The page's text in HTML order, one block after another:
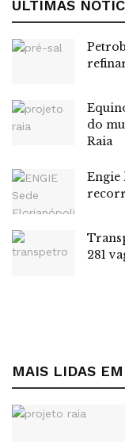
entra em nova era
Bahia
ÚLTIMAS
do
Raia
Engie
281
MAIS LIDAS